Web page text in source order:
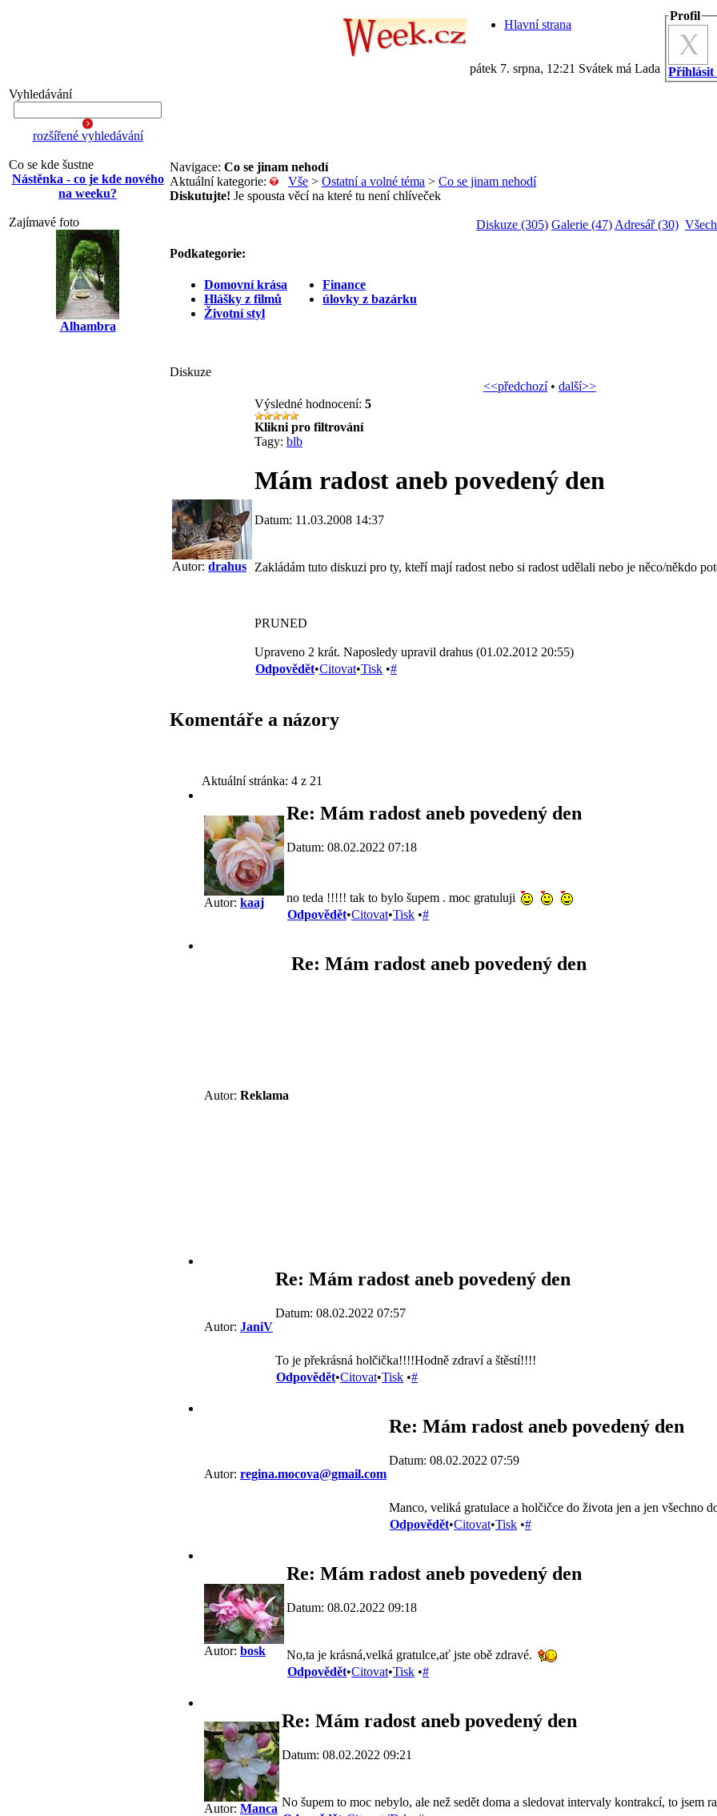
Hlavní strana
pátek 7. srpna, 12:21 Svátek má Lada
Profil
Přihlásit
Vyhledávání
rozšířené vyhledávání
Co se kde šustne
Nástěnka - co je kde nového
na weeku?
Zajímavé foto
Alhambra
Navigace: Co se jinam nehodí
Aktuální kategorie: Vše > Ostatní a volné téma > Co se jinam nehodí
Diskutujte! Je spousta věcí na které tu není chlíveček
Diskuze (305) Galerie (47) Adresář (30)
Podkategorie:
Domovní krása
Hlášky z filmů
Životní styl
Finance
úlovky z bazárku
Diskuze
<<předchozí• další>>
Autor: drahus
Výsledné hodnocení: 5
Klikni pro filtrování
Tagy: blb
Mám radost aneb povedený den
Datum: 11.03.2008 14:37
Zakládám tuto diskuzi pro ty, kteří mají radost nebo si radost udělali nebo je něco/někdo
PRUNED
Upraveno 2 krát. Naposledy upravil drahus (01.02.2012 20:55)
Odpovědět•Citovat•Tisk •#
Komentáře a názory
Aktuální stránka: 4 z 21
Autor: kaaj
Re: Mám radost aneb povedený den
Datum: 08.02.2022 07:18
no teda !!!!! tak to bylo šupem . moc gratuluji
Odpovědět•Citovat•Tisk •#
Autor: Reklama
Re: Mám radost aneb povedený den
Autor: JaniV
Re: Mám radost aneb povedený den
Datum: 08.02.2022 07:57
To je překrásná holčička!!!!Hodně zdraví a štěstí!!!!
Odpovědět•Citovat•Tisk •#
Autor: regina.mocova@gmail.com
Re: Mám radost aneb povedený den
Datum: 08.02.2022 07:59
Manco, veliká gratulace a holčičce do života jen a jen všechno
Odpovědět•Citovat•Tisk •#
Autor: bosk
Re: Mám radost aneb povedený den
Datum: 08.02.2022 09:18
No,ta je krásná,velká gratulce,ať jste obě zdravé.
Odpovědět•Citovat•Tisk •#
Autor: Manca
Re: Mám radost aneb povedený den
Datum: 08.02.2022 09:21
No šupem to moc nebylo, ale než sedět doma a sledovat intervaly kontrakcí, to jsem